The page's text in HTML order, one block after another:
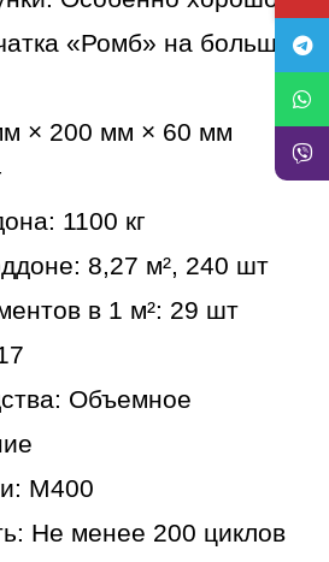
«Ромб» на больших
× 200 мм × 60 мм
1100 кг
8,27 м², 240 шт
в 1 м²: 29 шт
Объемное
М400
Не менее 200 циклов